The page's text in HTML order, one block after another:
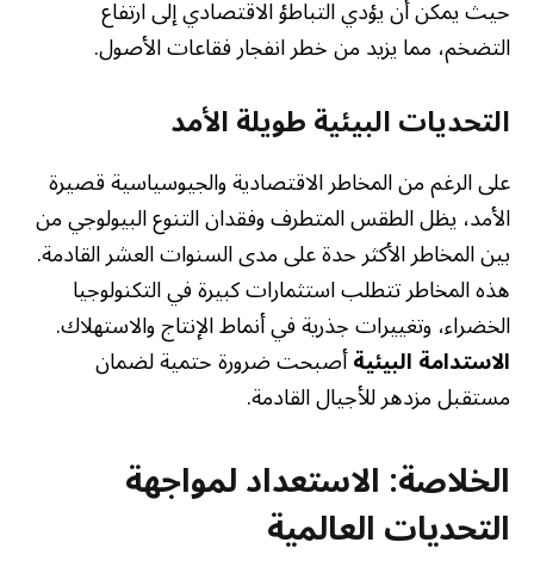
حيث يمكن أن يؤدي التباطؤ الاقتصادي إلى ارتفاع
التضخم، مما يزيد من خطر انفجار فقاعات الأصول.
التحديات البيئية طويلة الأمد
على الرغم من المخاطر الاقتصادية والجيوسياسية قصيرة
الأمد، يظل الطقس المتطرف وفقدان التنوع البيولوجي من
بين المخاطر الأكثر حدة على مدى السنوات العشر القادمة.
هذه المخاطر تتطلب استثمارات كبيرة في التكنولوجيا
الخضراء، وتغييرات جذرية في أنماط الإنتاج والاستهلاك.
الاستدامة البيئيةأصبحت ضرورة حتمية لضمان
مستقبل مزدهر للأجيال القادمة.
الخلاصة: الاستعداد لمواجهة
التحديات العالمية